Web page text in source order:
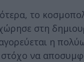
το
στη
η
να